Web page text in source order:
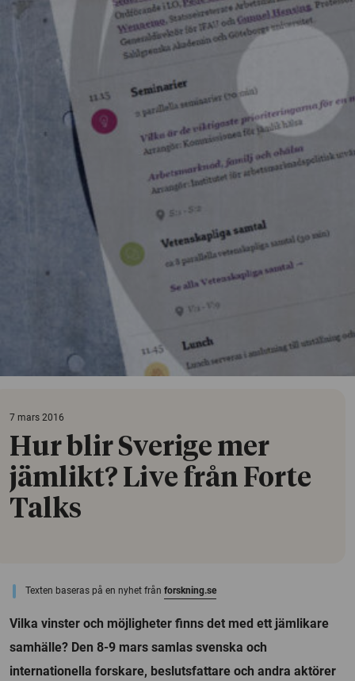
7 mars 2016
Hur blir Sverige mer
jämlikt? Live från Forte
Talks
Texten baseras på en nyhet från forskning.se
Vilka vinster och möjligheter finns det med ett jämlikare
samhälle? Den 8-9 mars samlas svenska och
internationella forskare, beslutsfattare och andra aktörer